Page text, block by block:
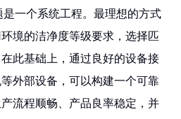
一个系统工程。最理想的方式
境的洁净度等级要求，选择匹
此基础上，通过良好的设备接
外部设备，可以构建一个可靠
流程顺畅、产品良率稳定，并